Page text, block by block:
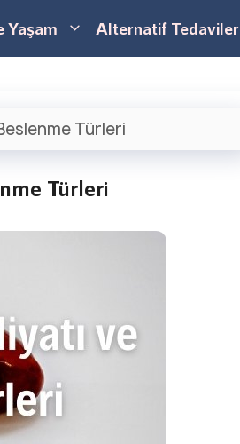
Yaşam Alternatif Tedaviler
Türleri
Türleri